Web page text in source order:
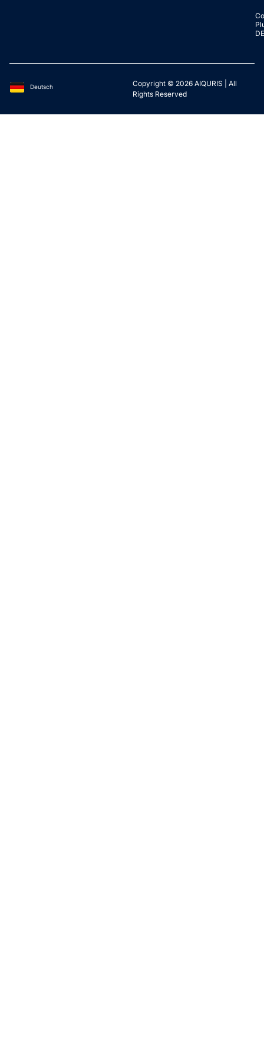
DE
Deutsch
English
Copyright © 2026 AIQURIS | All
Rights Reserved